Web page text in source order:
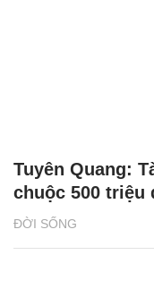
ĐỜI SỐNG
Tuyên Quang:
chuộc 500 triệu